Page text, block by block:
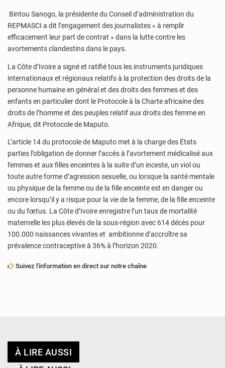
Bintou Sanogo, la présidente du Conseil d’administration du
REPMASCI a dit l’engagement des journalistes « à remplir
efficacement leur part de contrat » dans la lutte contre les
avortements clandestins dans le pays.
La Côte d’Ivoire a signé et ratifié tous les instruments juridiques
internationaux et régionaux relatifs à la protection des droits de la
personne humaine en général et des droits des femmes et des
enfants en particulier dont le Protocole à la Charte africaine des
droits de l’homme et des peuples relatif aux droits des femme en
Afrique, dit Protocole de Maputo.
L’article 14 du protocole de Maputo met à la charge des États
parties l’obligation de donner l’accès à l’avortement médicalisé aux
femmes et aux filles enceintes à la suite d’un inceste, un viol ou
toute autre forme d’agression sexuelle, ou lorsque la santé mentale
ou physique de la femme ou de la fille enceinte est en danger ou
encore lorsqu’il y a risque pour la vie de la femme, de la fille enceinte
ou du fœtus. La Côte d’Ivoire enregistre l’un taux de mortalité
maternelle les plus élevés de la sous-région avec 614 décès pour
100.000 naissances vivantes et ambitionne d’accroître sa
prévalence contraceptive à 36% à l’horizon 2020.
Suivez l'information en direct sur notre chaîne
À LIRE AUSSI